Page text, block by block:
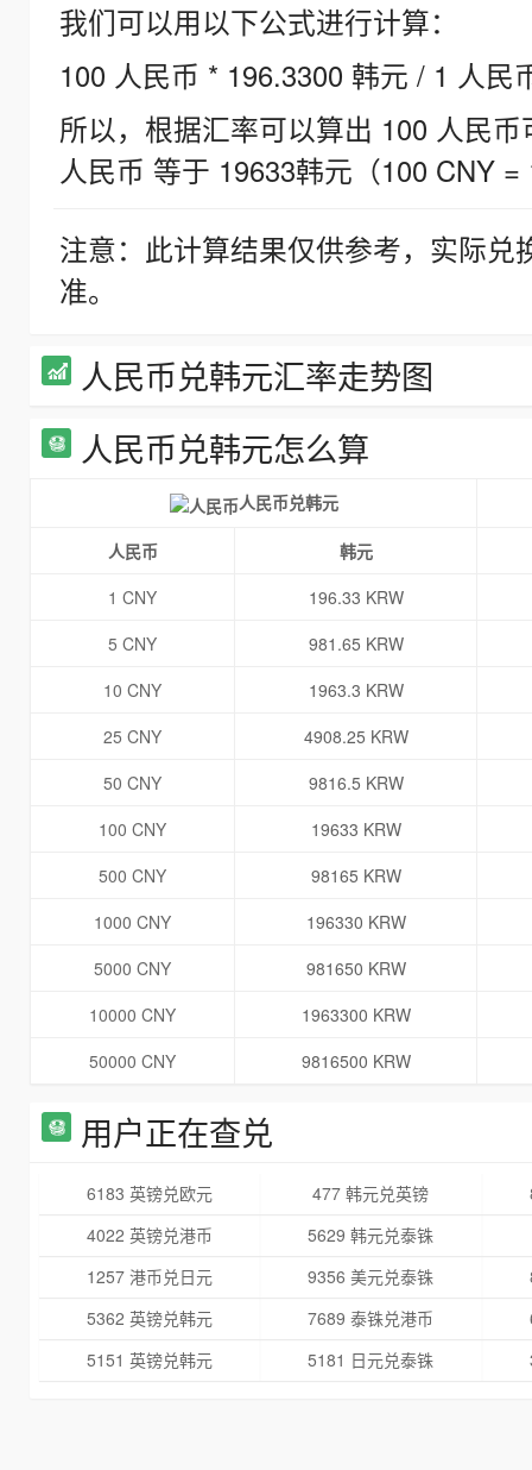
我们可以用以下公式进行计算：
100 人民币 * 196.3300 韩元 / 1 人民
所以，根据汇率可以算出 100 人民
人民币 等于 19633韩元（100 CNY =
注意：此计算结果仅供参考，实际
准。
人民币兑韩元汇率走势图
人民币兑韩元怎么算
人民币兑韩元
人民币
韩元
1 CNY
196.33 KRW
5 CNY
981.65 KRW
10 CNY
1963.3 KRW
25 CNY
4908.25 KRW
50 CNY
9816.5 KRW
100 CNY
19633 KRW
500 CNY
98165 KRW
1000 CNY
196330 KRW
5000 CNY
981650 KRW
10000 CNY
1963300 KRW
50000 CNY
9816500 KRW
用户正在查兑
6183 英镑兑欧元 477 韩元兑英镑
4022 英镑兑港币
5629 韩元兑泰铢
1257 港币兑日元
9356 美元兑泰铢
5362 英镑兑韩元
7689 泰铢兑港币
5151 英镑兑韩元
5181 日元兑泰铢